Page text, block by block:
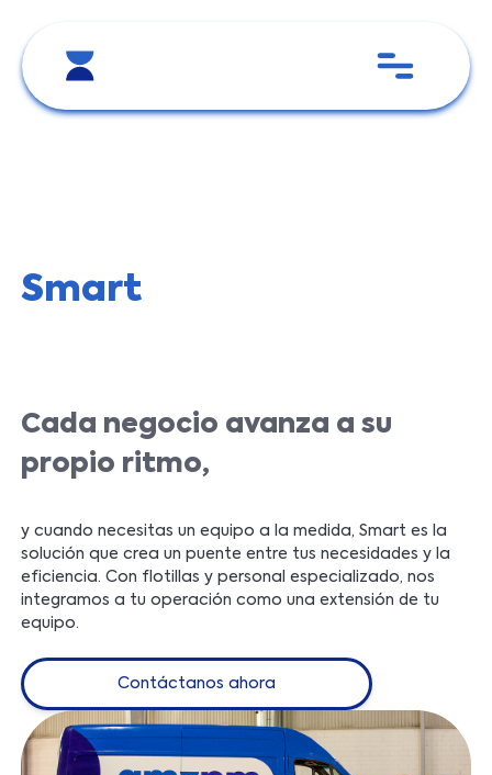
Smart
Cada negocio avanza a su
propio ritmo,
y cuando necesitas un equipo a la medida, Smart es la
solución que crea un puente entre tus necesidades y la
eficiencia. Con flotillas y personal especializado, nos
integramos a tu operación como una extensión de tu
equipo.
Contáctanos ahora